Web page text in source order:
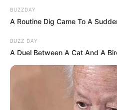
BUZZDAY
A Routine Dig Came To A
BUZZ DAY
A Duel Between A Cat And A